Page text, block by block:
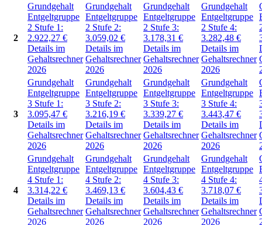
2
Grundgehalt
Entgeltgruppe
2 Stufe 1:
2.922,27 €
Details im
Gehaltsrechner
2026
Grundgehalt
Entgeltgruppe
2 Stufe 2:
3.059,02 €
Details im
Gehaltsrechner
2026
Grundgehalt
Entgeltgruppe
2 Stufe 3:
3.178,31 €
Details im
Gehaltsrechner
2026
Grundgehalt
Entgeltgruppe
2 Stufe 4:
3.282,48 €
Details im
Gehaltsrechner
2026
3
Grundgehalt
Entgeltgruppe
3 Stufe 1:
3.095,47 €
Details im
Gehaltsrechner
2026
Grundgehalt
Entgeltgruppe
3 Stufe 2:
3.216,19 €
Details im
Gehaltsrechner
2026
Grundgehalt
Entgeltgruppe
3 Stufe 3:
3.339,27 €
Details im
Gehaltsrechner
2026
Grundgehalt
Entgeltgruppe
3 Stufe 4:
3.443,47 €
Details im
Gehaltsrechner
2026
4
Grundgehalt
Entgeltgruppe
4 Stufe 1:
3.314,22 €
Details im
Gehaltsrechner
2026
Grundgehalt
Entgeltgruppe
4 Stufe 2:
3.469,13 €
Details im
Gehaltsrechner
2026
Grundgehalt
Entgeltgruppe
4 Stufe 3:
3.604,43 €
Details im
Gehaltsrechner
2026
Grundgehalt
Entgeltgruppe
4 Stufe 4:
3.718,07 €
Details im
Gehaltsrechner
2026